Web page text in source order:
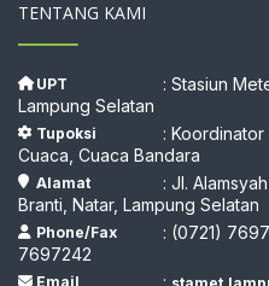
TENTANG KAMI
UPT
: Stasiun
Lampung Selatan
Tupoksi
: Koordinator
Cuaca, Cuaca Bandara
Alamat
: Jl.
Branti, Natar, Lampung Selatan
Phone/Fax
: (0721)
7697242
Email :